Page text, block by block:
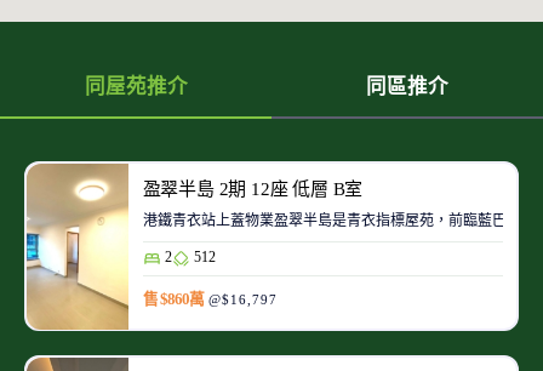
同屋苑推介 同區推介
盈翠半島 2期 12座 低層 B室
港鐵青衣站上蓋物業盈翠半島是青衣指標屋苑，前臨藍巴勒
2 512
售 $860萬 @$16,797